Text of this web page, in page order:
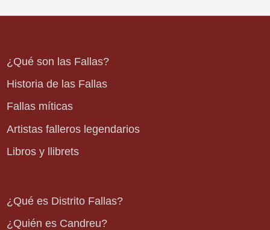
¿Qué son las Fallas?
Historia de las Fallas
Fallas míticas
Artistas falleros legendarios
Libros y llibrets
¿Qué es Distrito Fallas?
¿Quién es Candreu?